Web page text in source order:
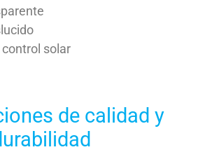
solar
de calidad y